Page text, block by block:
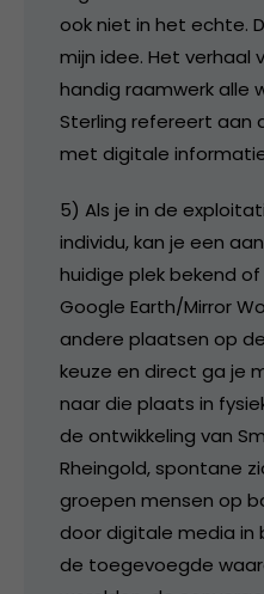
ook niet in het echte.
mijn idee. Het verhaal
handig raamwerk alle
Sterling refereert aan
met digitale
5) Als je in de
individu, kan je een
huidige plek bekend
Google Earth/Mirror
andere plaatsen op
keuze en direct ga je
naar die plaats in
de ontwikkeling van
Rheingold, spontane
groepen mensen op
door digitale media in
de toegevoegde